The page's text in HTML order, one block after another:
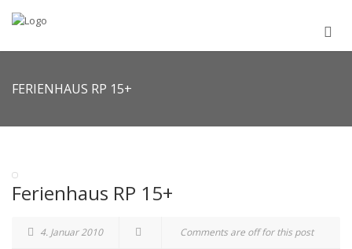
FERIENHAUS RP 15+
Ferienhaus RP 15+
4. Januar 2010 Comments are off for this post